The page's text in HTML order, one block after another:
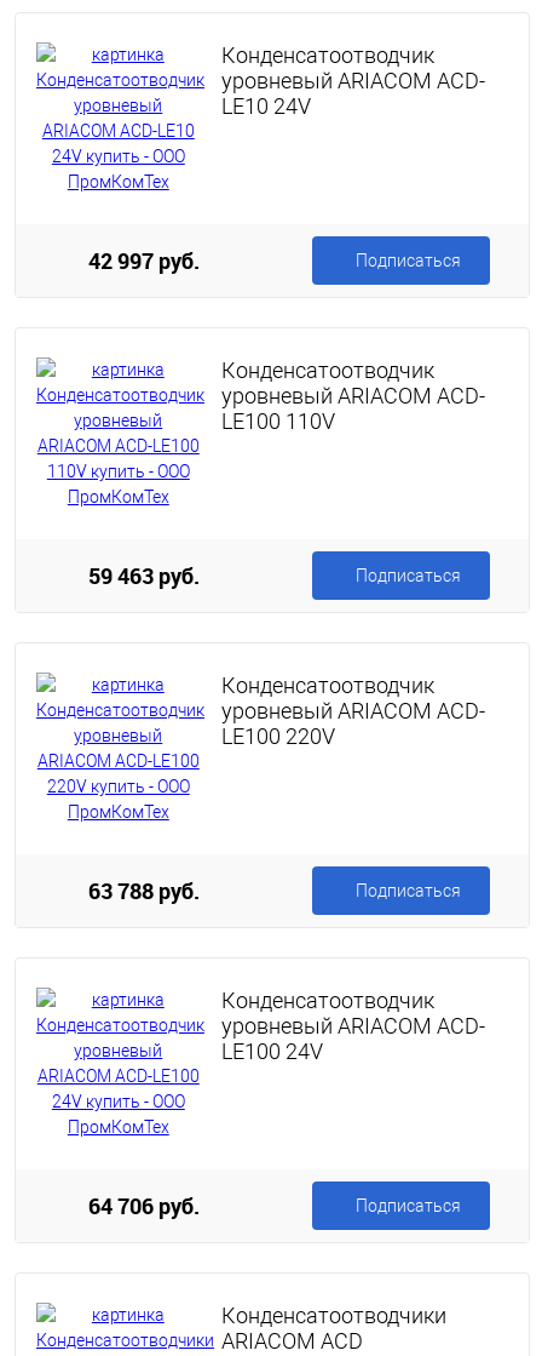
Конденсатоотводчик
уровневый ARIACOM ACD-
LE10 24V
42 997 руб. Подписаться
Конденсатоотводчик
уровневый ARIACOM ACD-
LE100 110V
59 463 руб. Подписаться
Конденсатоотводчик
уровневый ARIACOM ACD-
LE100 220V
63 788 руб. Подписаться
Конденсатоотводчик
уровневый ARIACOM ACD-
LE100 24V
64 706 руб. Подписаться
Конденсатоотводчики
ARIACOM ACD